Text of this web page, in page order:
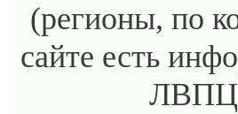
(регионы, по
сайте есть